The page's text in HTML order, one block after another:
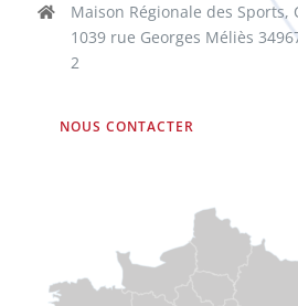
Maison Régionale des Sports,
1039 rue Georges Méliès
2
NOUS CONTACTER